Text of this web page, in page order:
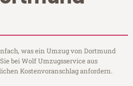
was ein Umzug von Dortmund
bei Wolf Umzugsservice aus
Kostenvoranschlag anfordern.